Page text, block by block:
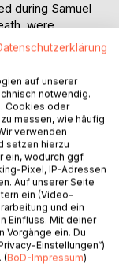
during Samuel
were
basic work of
literary
of self-
concerns
of such
its tools for
and anew?
renewal of
achieve with
come to make
auf unserer
notwendig.
Cookies oder
messen, wie häufig
verwenden
setzen hierzu
ein, wodurch ggf.
Pixel, IP-Adressen
Auf unserer Seite
ein (Video-
und ein
Einfluss. Mit deiner
Vorgänge ein. Du
Einstellungen“)
(BoD-Impressum)